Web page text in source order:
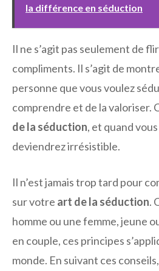
la différence en séduction
Il ne s’agit pas seulement de
compliments. Il s’agit de
personne que vous voulez
comprendre et de la valoriser.
de la séduction, et quand
deviendrez irrésistible.
Il n’est jamais trop tard pour
sur votre art de la séduction.
homme ou une femme, jeune
en couple, ces principes
monde. En suivant ces